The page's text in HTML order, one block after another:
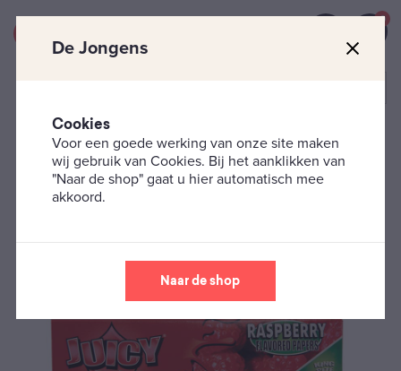
0
Smaaktoevoegingen Vloei en wraps
Juicy Jay –
Raspberry
De Jongens
Cookies
Voor een goede werking van onze site maken
wij gebruik van Cookies. Bij het aanklikken van
"Naar de shop" gaat u hier automatisch mee
akkoord.
Naar de shop